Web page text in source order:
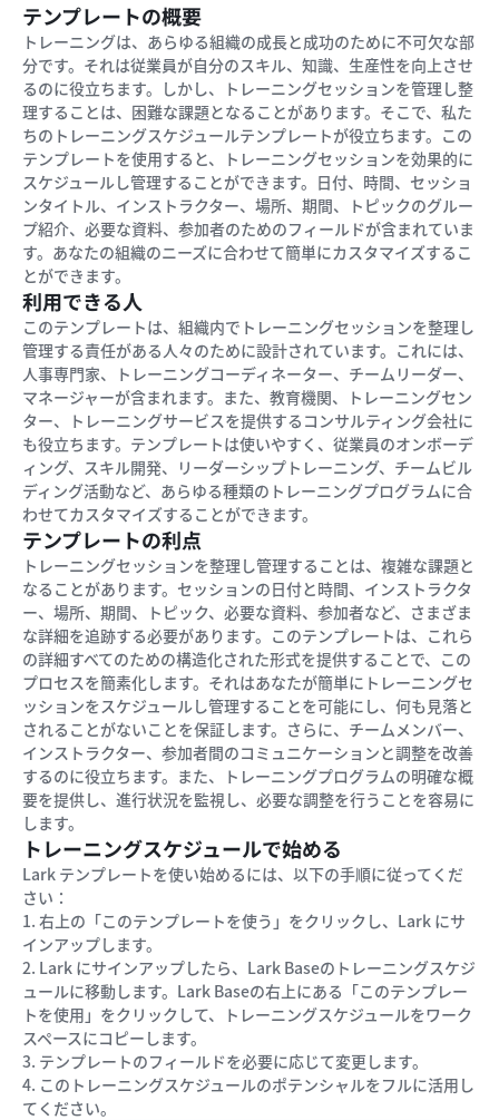
テンプレートの概要
トレーニングは、あらゆる組織の成長と成功のために不可欠な部
分です。それは従業員が自分のスキル、知識、生産性を向上させ
るのに役立ちます。しかし、トレーニングセッションを管理し整
理することは、困難な課題となることがあります。そこで、私た
ちのトレーニングスケジュールテンプレートが役立ちます。この
テンプレートを使用すると、トレーニングセッションを効果的に
スケジュールし管理することができます。日付、時間、セッショ
ンタイトル、インストラクター、場所、期間、トピックのグルー
プ紹介、必要な資料、参加者のためのフィールドが含まれていま
す。あなたの組織のニーズに合わせて簡単にカスタマイズするこ
とができます。
利用できる人
このテンプレートは、組織内でトレーニングセッションを整理し
管理する責任がある人々のために設計されています。これには、
人事専門家、トレーニングコーディネーター、チームリーダー、
マネージャーが含まれます。また、教育機関、トレーニングセン
ター、トレーニングサービスを提供するコンサルティング会社に
も役立ちます。テンプレートは使いやすく、従業員のオンボーデ
ィング、スキル開発、リーダーシップトレーニング、チームビル
ディング活動など、あらゆる種類のトレーニングプログラムに合
わせてカスタマイズすることができます。
テンプレートの利点
トレーニングセッションを整理し管理することは、複雑な課題と
なることがあります。セッションの日付と時間、インストラクタ
ー、場所、期間、トピック、必要な資料、参加者など、さまざま
な詳細を追跡する必要があります。このテンプレートは、これら
の詳細すべてのための構造化された形式を提供することで、この
プロセスを簡素化します。それはあなたが簡単にトレーニングセ
ッションをスケジュールし管理することを可能にし、何も見落と
されることがないことを保証します。さらに、チームメンバー、
インストラクター、参加者間のコミュニケーションと調整を改善
するのに役立ちます。また、トレーニングプログラムの明確な概
要を提供し、進行状況を監視し、必要な調整を行うことを容易に
します。
トレーニングスケジュールで始める
Lark テンプレートを使い始めるには、以下の手順に従ってくだ
さい：
1. 右上の「このテンプレートを使う」をクリックし、Lark にサ
インアップします。
2. Lark にサインアップしたら、Lark Baseのトレーニングスケジ
ュールに移動します。Lark Baseの右上にある「このテンプレー
トを使用」をクリックして、トレーニングスケジュールをワーク
スペースにコピーします。
3. テンプレートのフィールドを必要に応じて変更します。
4. このトレーニングスケジュールのポテンシャルをフルに活用し
てください。